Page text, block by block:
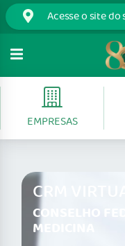
EMPRESAS
CRM VIRTUAL
CONSELHO
MEDICINA